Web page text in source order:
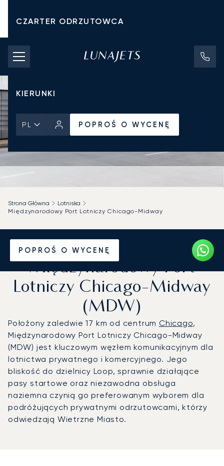
CZARTER ODRZUTOWCA
KOSZTY CZARTERU
PRYWATNE ODRZUTOWCE
KIERUNKI
PL POPROŚ O WYCENĘ
POPROŚ O WYCENĘ
Strona Główna
Lotniska
Międzynarodowy Port Lotniczy Chicago-Midway
Prywatny odrzutowiec na
Międzynarodowy Port
Lotniczy Chicago-Midway
(MDW)
Położony zaledwie 17 km od centrum Chicago,
Międzynarodowy Port Lotniczy Chicago-Midway
(MDW) jest kluczowym węzłem komunikacyjnym dla
lotnictwa prywatnego i komercyjnego. Jego
bliskość do dzielnicy Loop, sprawnie działające
pasy startowe oraz niezawodna obsługa
naziemna czynią go preferowanym wyborem dla
podróżujących prywatnymi odrzutowcami, którzy
odwiedzają Wietrzne Miasto.